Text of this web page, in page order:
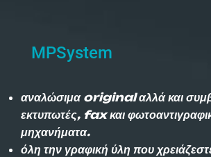
MPSystem
αναλώσιμα original αλλά και
εκτυπωτές, fax και
μηχανήματα.
όλη την γραφική ύλη που